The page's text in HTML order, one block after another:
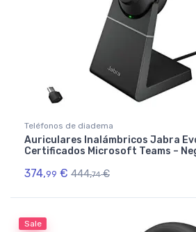
Teléfonos de diadema
Auriculares Inalámbricos Jabra
Certificados Microsoft Teams –
374,99 € 444,74 €
Sale